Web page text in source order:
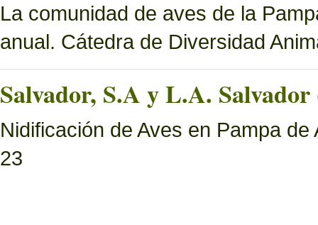
La comunidad de aves de la
anual. Cátedra de Diversidad
Salvador, S.A y L.A. Salvador
Nidificación de Aves en Pampa
23